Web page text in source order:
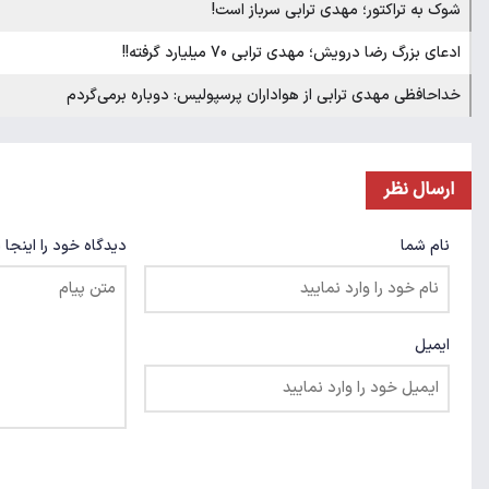
شوک به تراکتور؛ مهدی ترابی سرباز است!
ادعای بزرگ رضا درویش؛ مهدی ترابی 70 میلیارد گرفته!!
خداحافظی مهدی ترابی از هواداران پرسپولیس: دوباره برمی‌گردم
ارسال نظر
نام شما
ایمیل
دیدگاه خود را